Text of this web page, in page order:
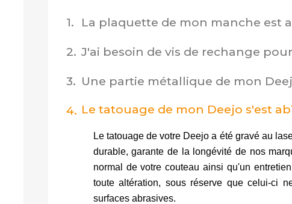
1. La plaquette de mon manche est
2. J'ai besoin de vis de rechange
3. Une partie métallique de mon
4. Le tatouage de mon Deejo s'est
Le tatouage de votre Deejo a été gravé au
durable, garante de la longévité de nos
normal de votre couteau ainsi qu'un
toute altération, sous réserve que celui-ci
surfaces abrasives.